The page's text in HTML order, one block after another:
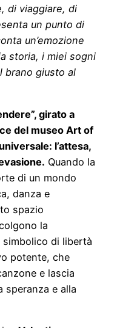
di viaggiare, di
un punto di
un’emozione
storia, i miei sogni
brano giusto al
girato a
del museo Art of
l’attesa,
Quando la
di un mondo
danza e
spazio
la
di libertà
potente, che
e lascia
speranza e alla